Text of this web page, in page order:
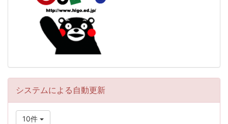
システムによる自動更新
10件